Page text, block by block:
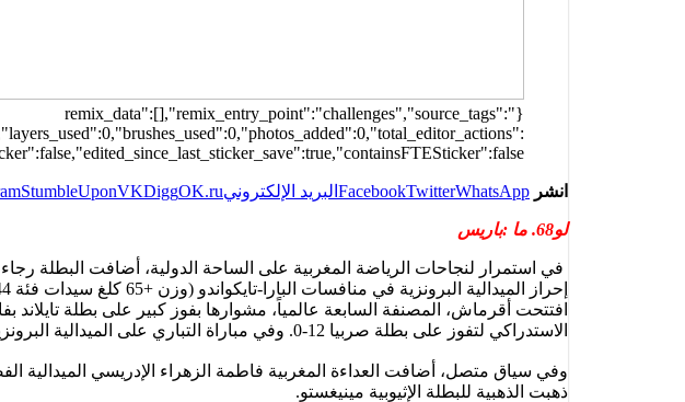
{"remix_data":[],"remix_entry_point":"challenges","source_tags":
انشر FacebookTwitterWhatsApp البريد الإلكتروني StumbleUponVKDiggOK.ru
لو68. ما :باريس
إحراز الميدالية البرونزية في منافسات البارا-تايكواندو (وزن +65 كلغ سيدات فئة K44) بعد أداء مميز.
الاستدراكي لتفوز على بطلة صربيا 12-0. وفي مباراة التباري على الميدالية البرونزية، نجحت في التفوق على بطلة البرازيل بفوز 24-15.
ذهبت الذهبية للبطلة الإثيوبية مينيغستو.